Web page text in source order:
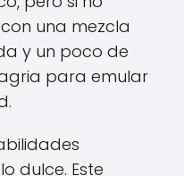
una mezcla
y un poco de
para emular
dulce. Este